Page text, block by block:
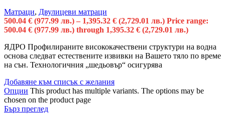
Матраци, Двулицеви матраци
500.04 € (977.99 лв.) – 1,395.32 € (2,729.01 лв.) Price range:
500.04 € (977.99 лв.) through 1,395.32 € (2,729.01 лв.)
ЯДРО Профилираните висококачествени структури на водна
основа следват естествените извивки на Вашето тяло по време
на сън. Технологичния „шедьовър“ осигурява
Добавяне към списък с желания
Опции This product has multiple variants. The options may be
chosen on the product page
Бърз преглед